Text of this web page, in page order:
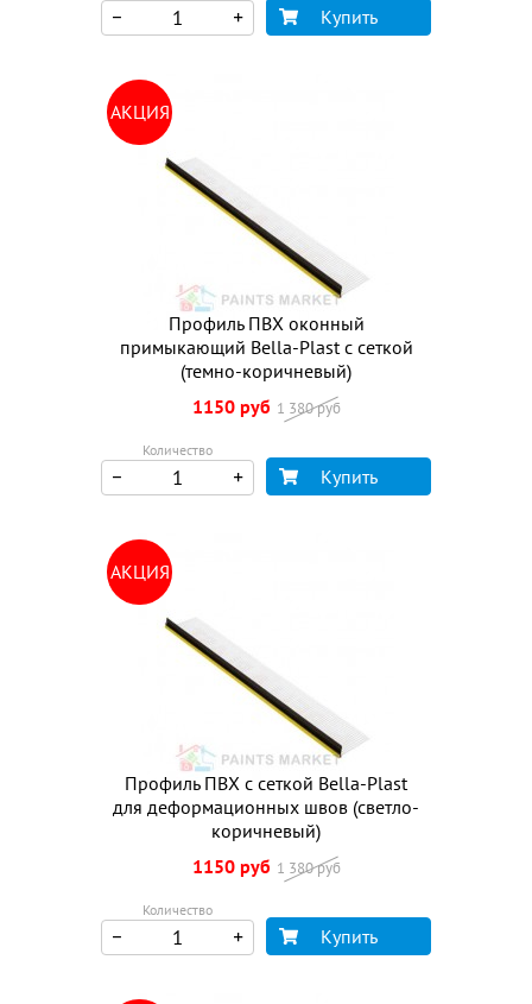
Купить
АКЦИЯ
Профиль ПВХ оконный
примыкающий Bella-Plast с сеткой
(темно-коричневый)
1150 руб 1 380 руб
Количество
Купить
АКЦИЯ
Профиль ПВХ с сеткой Bella-Plast
для деформационных швов (светло-
коричневый)
1150 руб 1 380 руб
Количество
Купить